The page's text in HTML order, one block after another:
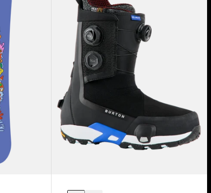
Step On®
Snowboardboots
Herren